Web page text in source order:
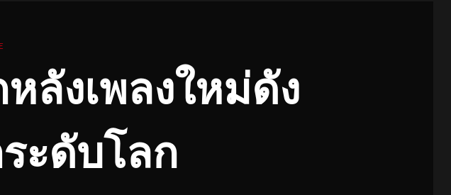
ลังเพลงใหม่ดัง
ะดับโลก